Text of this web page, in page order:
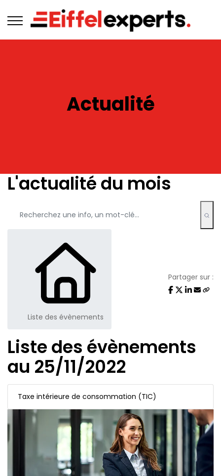
Actualité
L'actualité du mois
Liste des évènements
Partager sur :
Liste des évènements
au 25/11/2022
Taxe intérieure de consommation (TIC)